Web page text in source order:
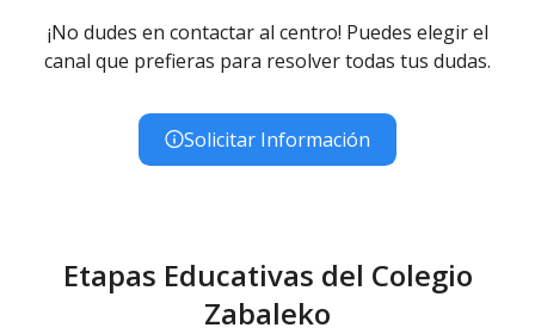
¡No dudes en contactar al centro! Puedes elegir el
canal que prefieras para resolver todas tus dudas.
Solicitar Información
Etapas Educativas del Colegio
Zabaleko